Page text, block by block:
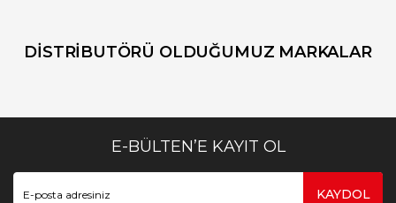
DİSTRİBUTÖRÜ OLDUĞUMUZ MARKALAR
E-BÜLTEN’E KAYIT OL
KAYDOL